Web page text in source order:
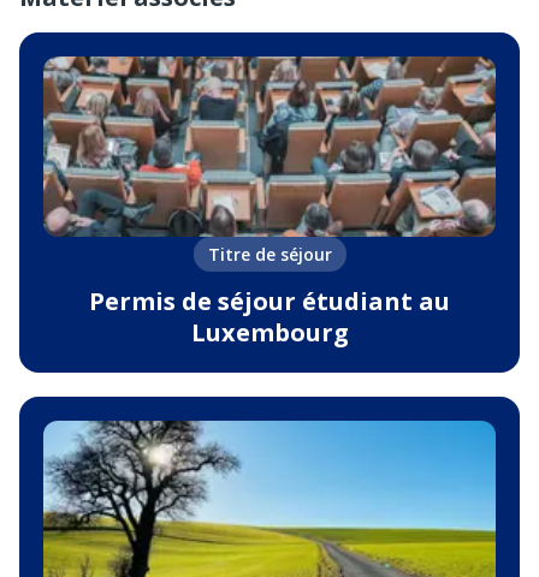
Titre de séjour
Permis de séjour étudiant au
Luxembourg